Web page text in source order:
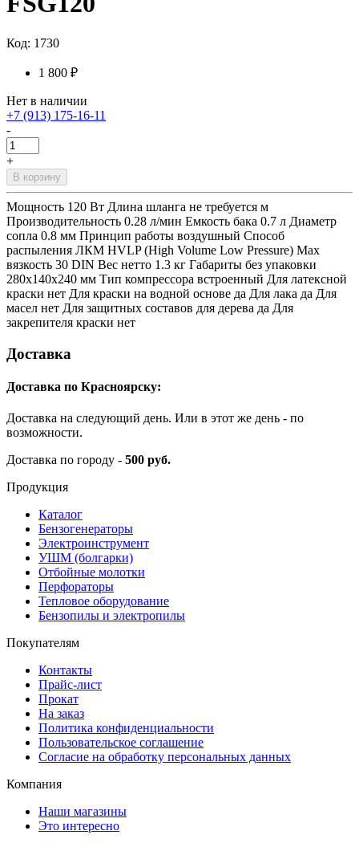
Код: 1730
1 800 ₽
Нет в наличии
+7 (913) 175-16-11
-
+
В корзину
Мощность 120 Вт Длина шланга не требуется м
Производительность 0.28 л/мин Емкость бака 0.7 л Диаметр
сопла 0.8 мм Принцип работы воздушный Способ
распыления ЛКМ HVLP (High Volume Low Pressure) Max
вязкость 30 DIN Вес нетто 1.3 кг Габариты без упаковки
280х140х240 мм Тип компрессора встроенный Для латексной
краски нет Для краски на водной основе да Для лака да Для
масел нет Для защитных составов для дерева да Для
закрепителя краски нет
Доставка
Доставка по Красноярску:
Доставка на следующий день. Или в этот же день - по
возможности.
Доставка по городу - 500 руб.
Продукция
Каталог
Бензогенераторы
Электроинструмент
УШМ (болгарки)
Отбойные молотки
Перфораторы
Тепловое оборудование
Бензопилы и электропилы
Покупателям
Контакты
Прайс-лист
Прокат
На заказ
Политика конфиденциальности
Пользовательское соглашение
Согласие на обработку персональных данных
Компания
Наши магазины
Это интересно